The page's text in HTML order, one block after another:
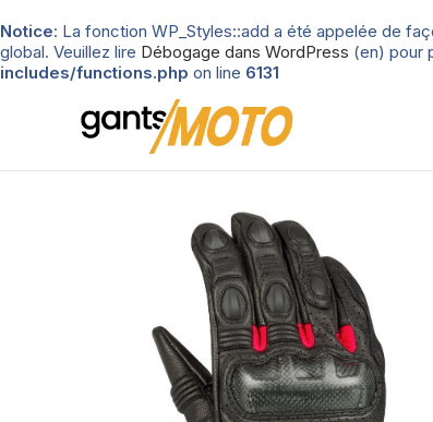
Notice: La fonction WP_Styles::add a été appelée de
global. Veuillez lire Débogage dans WordPress (en) pour
includes/functions.php on line 6131